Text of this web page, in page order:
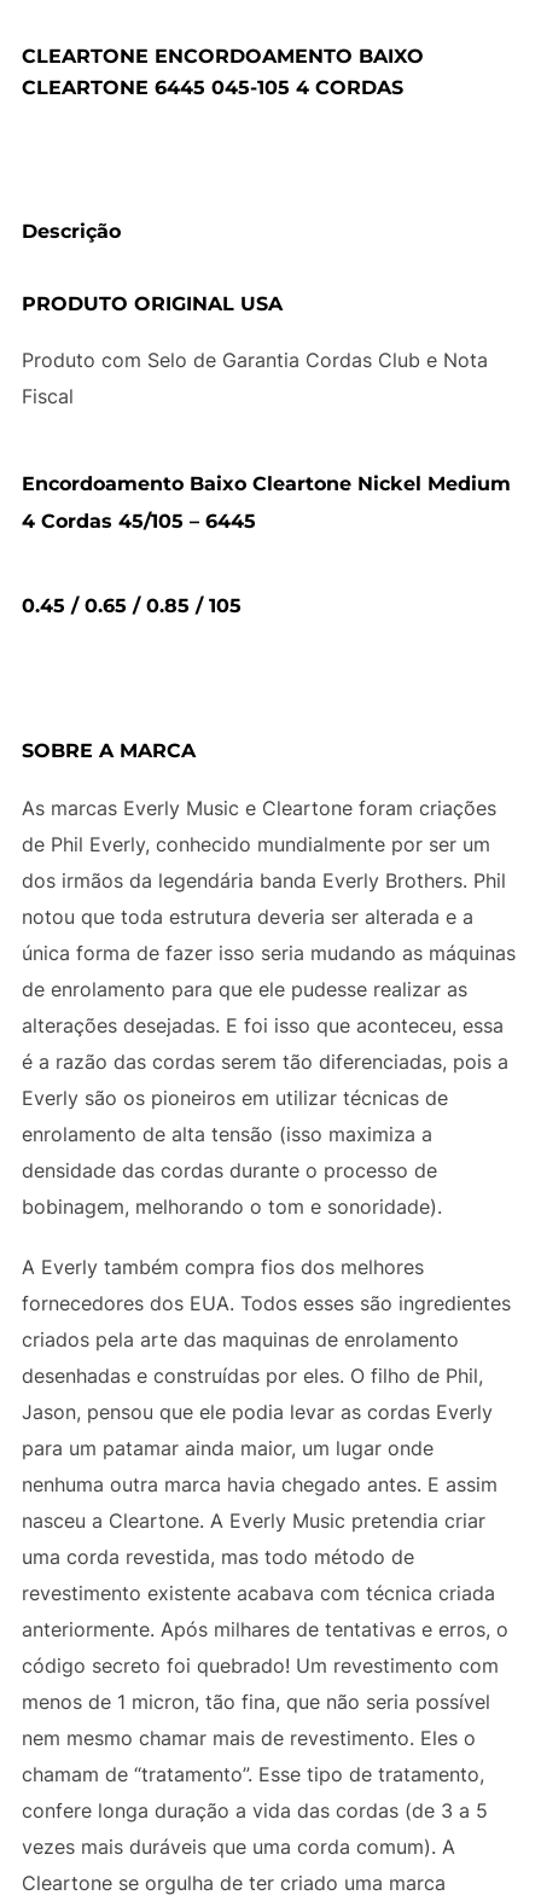
CLEARTONE ENCORDOAMENTO BAIXO
CLEARTONE 6445 045-105 4 CORDAS
Descrição
PRODUTO ORIGINAL USA
Produto com Selo de Garantia Cordas Club e Nota
Fiscal
Encordoamento Baixo Cleartone Nickel Medium
4 Cordas 45/105 – 6445
0.45 / 0.65 / 0.85 / 105
SOBRE A MARCA
As marcas Everly Music e Cleartone foram criações
de Phil Everly, conhecido mundialmente por ser um
dos irmãos da legendária banda Everly Brothers. Phil
notou que toda estrutura deveria ser alterada e a
única forma de fazer isso seria mudando as máquinas
de enrolamento para que ele pudesse realizar as
alterações desejadas. E foi isso que aconteceu, essa
é a razão das cordas serem tão diferenciadas, pois a
Everly são os pioneiros em utilizar técnicas de
enrolamento de alta tensão (isso maximiza a
densidade das cordas durante o processo de
bobinagem, melhorando o tom e sonoridade).
A Everly também compra fios dos melhores
fornecedores dos EUA. Todos esses são ingredientes
criados pela arte das maquinas de enrolamento
desenhadas e construídas por eles. O filho de Phil,
Jason, pensou que ele podia levar as cordas Everly
para um patamar ainda maior, um lugar onde
nenhuma outra marca havia chegado antes. E assim
nasceu a Cleartone. A Everly Music pretendia criar
uma corda revestida, mas todo método de
revestimento existente acabava com técnica criada
anteriormente. Após milhares de tentativas e erros, o
código secreto foi quebrado! Um revestimento com
menos de 1 micron, tão fina, que não seria possível
nem mesmo chamar mais de revestimento. Eles o
chamam de “tratamento”. Esse tipo de tratamento,
confere longa duração a vida das cordas (de 3 a 5
vezes mais duráveis que uma corda comum). A
Cleartone se orgulha de ter criado uma marca